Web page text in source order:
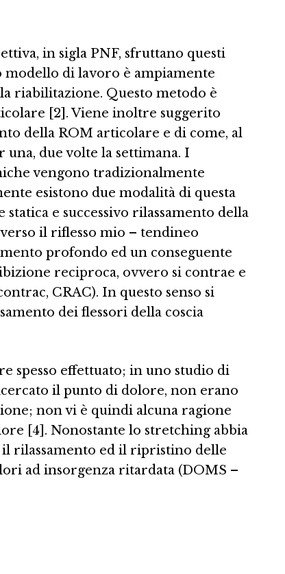
in sigla PNF, sfruttano questi
modello di lavoro è ampiamente
riabilitazione. Questo metodo è
[2]. Viene inoltre suggerito
della ROM articolare e di come, al
due volte la settimana. I
vengono tradizionalmente
esistono due modalità di questa
e successivo rilassamento della
il riflesso mio – tendineo
profondo ed un conseguente
reciproca, ovvero si contrae e
CRAC). In questo senso si
dei flessori della coscia
spesso effettuato; in uno studio di
il punto di dolore, non erano
non vi è quindi alcuna ragione
[4]. Nonostante lo stretching abbia
rilassamento ed il ripristino delle
ad insorgenza ritardata (DOMS –